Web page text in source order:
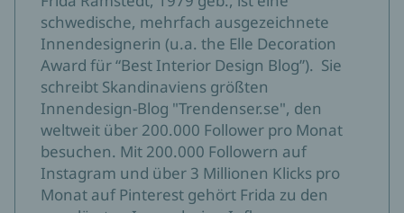
schwedische, mehrfach ausgezeichnete
Innendesignerin (u.a. the Elle Decoration
Award für “Best Interior Design Blog”). Sie
schreibt Skandinaviens größten
Innendesign-Blog "Trendenser.se", den
weltweit über 200.000 Follower pro Monat
besuchen. Mit 200.000 Followern auf
Instagram und über 3 Millionen Klicks pro
Monat auf Pinterest gehört Frida zu den